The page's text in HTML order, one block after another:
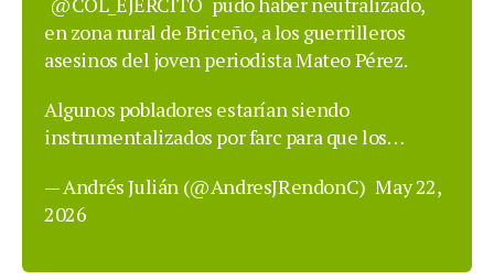
en zona rural de Briceño, a los guerrilleros
asesinos del joven periodista Mateo Pérez.
Algunos pobladores estarían siendo
instrumentalizados por farc para que los…
— Andrés Julián (@AndresJRendonC) May 22,
2026